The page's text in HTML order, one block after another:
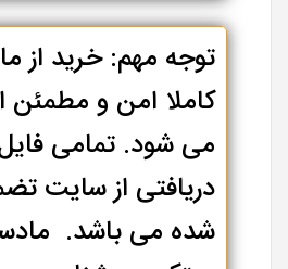
توجه مهم: خرید از
کاملا امن و مطمئن
می شود. تمامی
دریافتی از سایت
شده می باشد.